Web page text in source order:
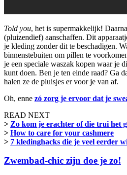
Told you, het is supermakkelijk!
(pluizendief) aanschaffen. Dit
je kleding zonder dit te beschadigen.
binnenstebuiten om pillen te
je een speciale waszak kopen waar je
kunt doen. Ben je ten einde raad? Ga
halen ze de pluisjes er voor je van af.
Oh, enne zó zorg je ervoor dat je
READ NEXT
> Zo kom je erachter of die trui het
> How to care for your cashmere
> 7 kledinghacks die je veel eerder
Zwembad-chic zijn doe je zo!